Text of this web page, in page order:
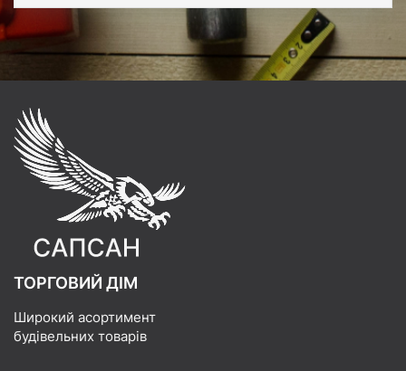
ТОРГОВИЙ ДІМ
Широкий асортимент
будівельних товарів